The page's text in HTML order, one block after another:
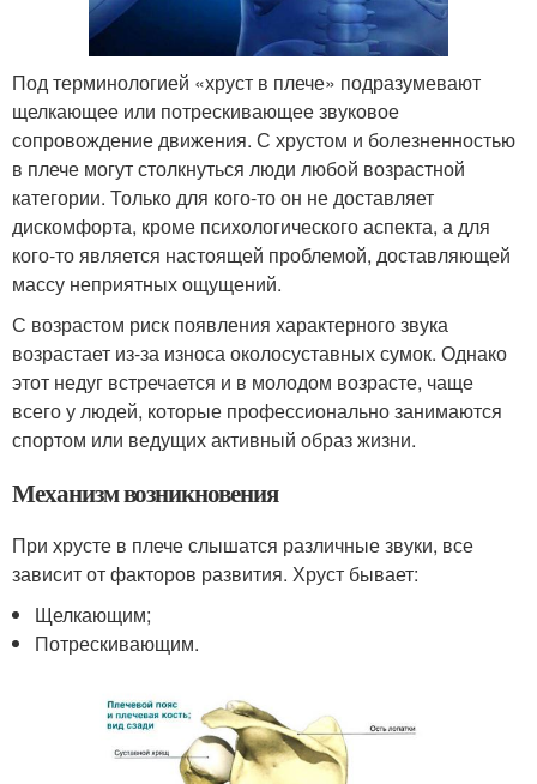
Под терминологией «хруст в плече» подразумевают
щелкающее или потрескивающее звуковое
сопровождение движения. С хрустом и болезненностью
в плече могут столкнуться люди любой возрастной
категории. Только для кого-то он не доставляет
дискомфорта, кроме психологического аспекта, а для
кого-то является настоящей проблемой, доставляющей
массу неприятных ощущений.
С возрастом риск появления характерного звука
возрастает из-за износа околосуставных сумок. Однако
этот недуг встречается и в молодом возрасте, чаще
всего у людей, которые профессионально занимаются
спортом или ведущих активный образ жизни.
Механизм возникновения
При хрусте в плече слышатся различные звуки, все
зависит от факторов развития. Хруст бывает:
Щелкающим;
Потрескивающим.